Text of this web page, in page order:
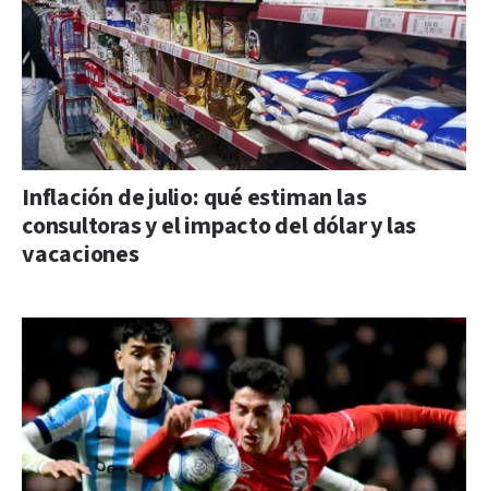
Inflación de julio: qué estiman las
consultoras y el impacto del dólar y las
vacaciones